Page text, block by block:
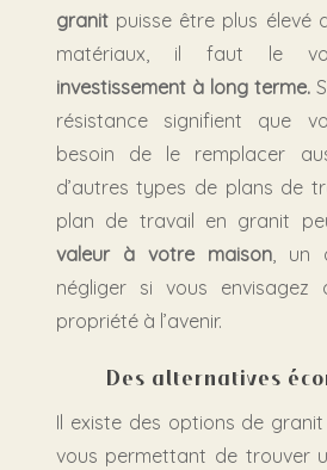
granit puisse être plus élevé
matériaux, il faut le
investissement à long terme.
résistance signifient que
besoin de le remplacer
d’autres types de plans de
plan de travail en granit
valeur à votre maison, un
négliger si vous envisagez
propriété à l’avenir.
Des alternatives
Il existe des options de
vous permettant de trouver